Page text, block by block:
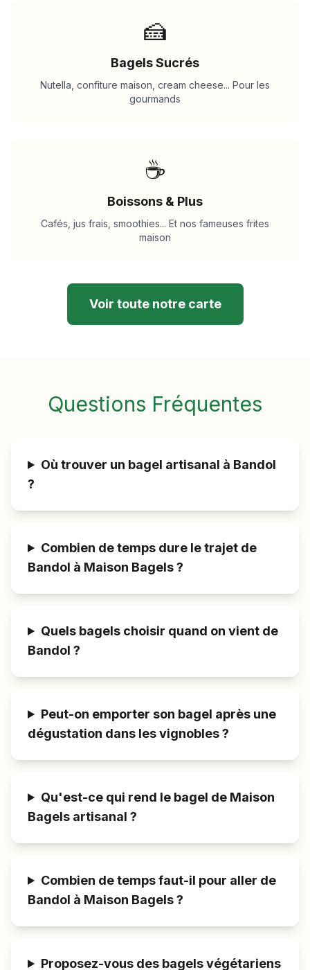
🍰
Bagels Sucrés
Nutella, confiture maison, cream cheese... Pour les
gourmands
☕
Boissons & Plus
Cafés, jus frais, smoothies... Et nos fameuses frites
maison
Voir toute notre carte
Questions Fréquentes
Où trouver un bagel artisanal à Bandol
?
Combien de temps dure le trajet de
Bandol à Maison Bagels ?
Quels bagels choisir quand on vient de
Bandol ?
Peut-on emporter son bagel après une
dégustation dans les vignobles ?
Qu'est-ce qui rend le bagel de Maison
Bagels artisanal ?
Combien de temps faut-il pour aller de
Bandol à Maison Bagels ?
Proposez-vous des bagels végétariens